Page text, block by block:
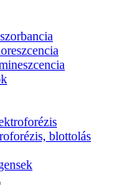
blottolás